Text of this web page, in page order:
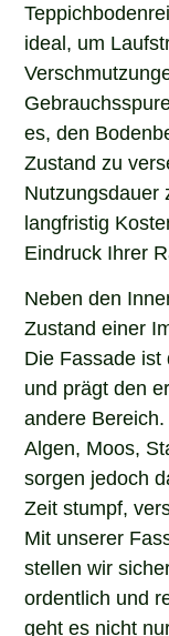
ideal, um
es, den
Zustand zu
Nutzungsdauer
langfristig
Eindruck Ihrer
Neben den
Zustand einer
Die Fassade ist
und prägt den
andere
Algen, Moos,
sorgen jedoch
Zeit stumpf,
Mit unserer
stellen wir
ordentlich und
geht es nicht